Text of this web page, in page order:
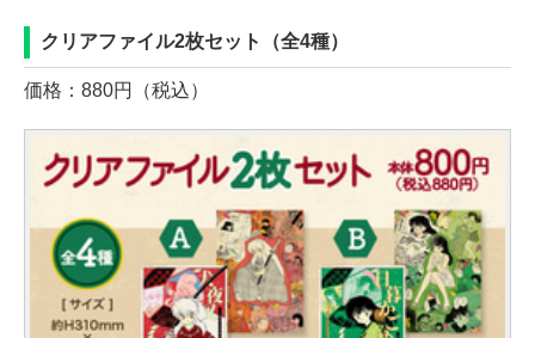
クリアファイル2枚セット（全4種）
価格：880円（税込）